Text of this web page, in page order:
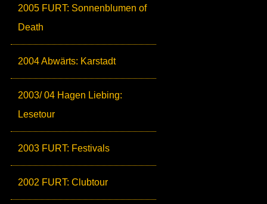
2005 FURT: Sonnenblumen of
Death
2004 Abwärts: Karstadt
2003/ 04 Hagen Liebing:
Lesetour
2003 FURT: Festivals
2002 FURT: Clubtour